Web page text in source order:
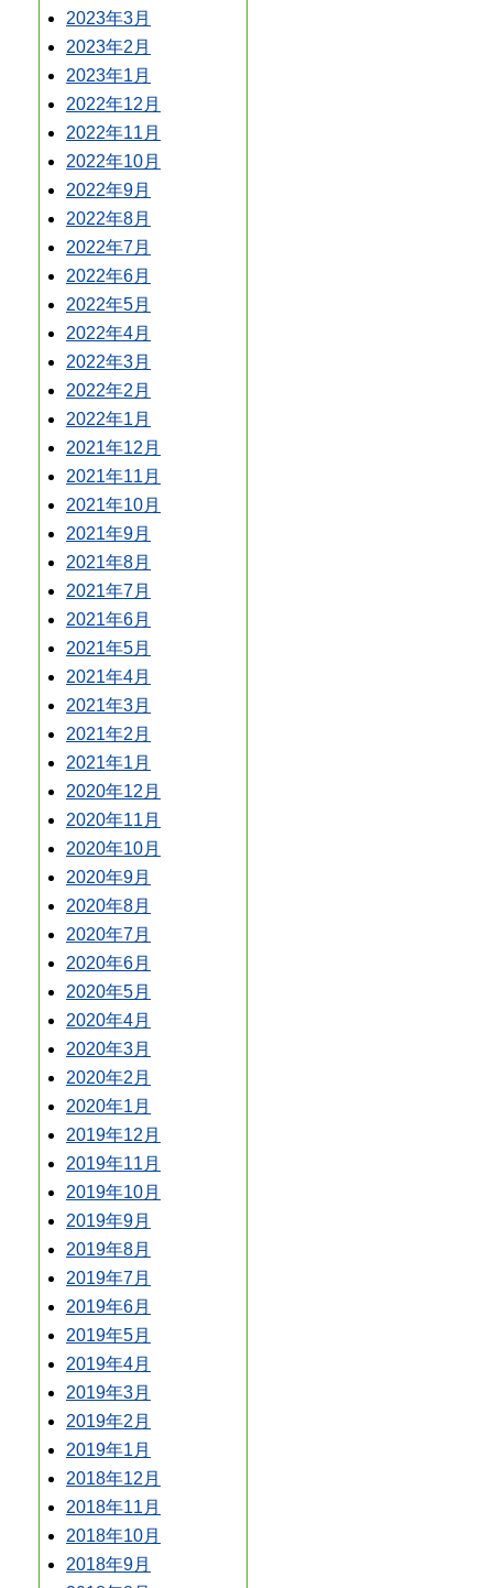
2023年3月
2023年2月
2023年1月
2022年12月
2022年11月
2022年10月
2022年9月
2022年8月
2022年7月
2022年6月
2022年5月
2022年4月
2022年3月
2022年2月
2022年1月
2021年12月
2021年11月
2021年10月
2021年9月
2021年8月
2021年7月
2021年6月
2021年5月
2021年4月
2021年3月
2021年2月
2021年1月
2020年12月
2020年11月
2020年10月
2020年9月
2020年8月
2020年7月
2020年6月
2020年5月
2020年4月
2020年3月
2020年2月
2020年1月
2019年12月
2019年11月
2019年10月
2019年9月
2019年8月
2019年7月
2019年6月
2019年5月
2019年4月
2019年3月
2019年2月
2019年1月
2018年12月
2018年11月
2018年10月
2018年9月